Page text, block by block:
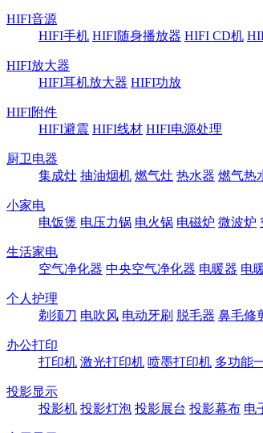
HIFI音源
HIFI手机 HIFI随身播放器 HIFI CD机
HIFI放大器
HIFI耳机放大器 HIFI功放
HIFI附件
HIFI避震 HIFI线材 HIFI电源处理
厨卫电器
集成灶 抽油烟机 燃气灶 热水器 燃气热
小家电
电饭煲 电压力锅 电火锅 电磁炉 微波炉
生活家电
空气净化器 中央空气净化器 电暖器 电
个人护理
剃须刀 电吹风 电动牙刷 脱毛器 鼻毛修
办公打印
打印机 激光打印机 喷墨打印机 多功能
投影显示
投影机 投影灯泡 投影展台 投影幕布 电